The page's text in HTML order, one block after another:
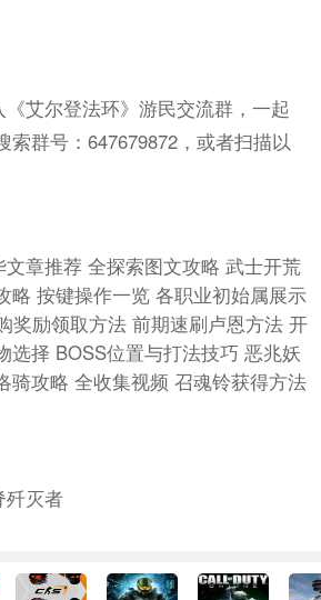
艾尔登法环》游民交流群，一起
索群号：647679872，或者扫描以
文章推荐 全探索图文攻略 武士开荒
略 按键操作一览 各职业初始属展示
奖励领取方法 前期速刷卢恩方法 开
选择 BOSS位置与打法技巧 恶兆妖
骑攻略 全收集视频 召魂铃获得方法
歼灭者